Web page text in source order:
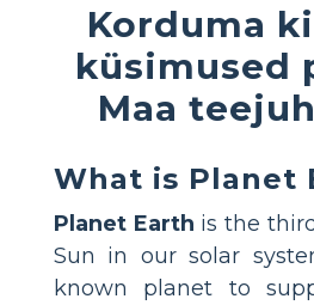
Korduma
küsimused
Maa
What is Planet
Planet Earth is the
Sun in our solar
known planet to